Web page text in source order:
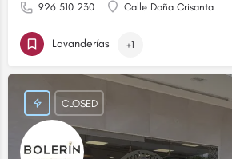
926 510 230 Calle Doña Crisanta
Lavanderías +1
CLOSED